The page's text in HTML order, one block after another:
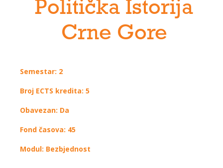
Politička Istorija
Crne Gore
Semestar: 2
Broj ECTS kredita: 5
Obavezan: Da
Fond časova: 45
Modul: Bezbjednost